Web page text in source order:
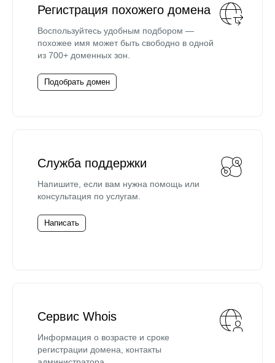
Регистрация похожего домена
Воспользуйтесь удобным подбором —
похожее имя может быть свободно в одной
из 700+ доменных зон.
Подобрать домен
Служба поддержки
Напишите, если вам нужна помощь или
консультация по услугам.
Написать
Сервис Whois
Информация о возрасте и сроке
регистрации домена, контакты